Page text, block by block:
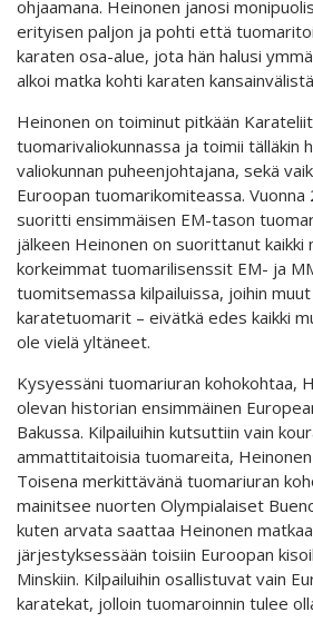
ohjaamana. Heinonen janosi
erityisen paljon ja pohti että
karaten osa-alue, jota hän halusi
alkoi matka kohti karaten
Heinonen on toiminut pitkään
tuomarivaliokunnassa ja toimii tälläkin
valiokunnan puheenjohtajana, sekä
Euroopan tuomarikomiteassa.
suoritti ensimmäisen EM-tason
jälkeen Heinonen on suorittanut kaikki
korkeimmat tuomarilisenssit EM- ja
tuomitsemassa kilpailuissa, joihin
karatetuomarit – eivätkä edes kaikki
ole vielä yltäneet.
Kysyessäni tuomariuran kohokohtaa,
olevan historian ensimmäinen
Bakussa. Kilpailuihin kutsuttiin vain
ammattitaitoisia tuomareita,
Toisena merkittävänä tuomariuran
mainitsee nuorten Olympialaiset
kuten arvata saattaa Heinonen
järjestyksessään toisiin Euroopan
Minskiin. Kilpailuihin osallistuvat vain
karatekat, jolloin tuomaroinnin tulee